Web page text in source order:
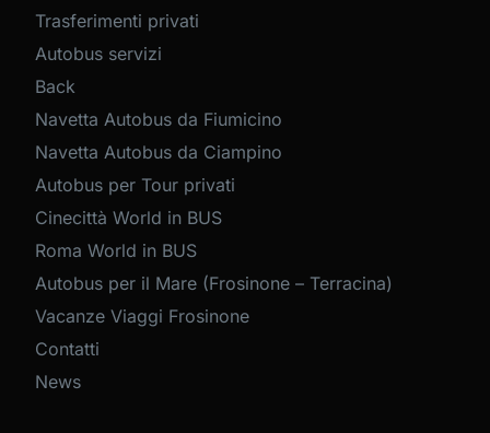
Trasferimenti privati
Autobus servizi
Back
Navetta Autobus da Fiumicino
Navetta Autobus da Ciampino
Autobus per Tour privati
Cinecittà World in BUS
Roma World in BUS
Autobus per il Mare (Frosinone – Terracina)
Vacanze Viaggi Frosinone
Contatti
News